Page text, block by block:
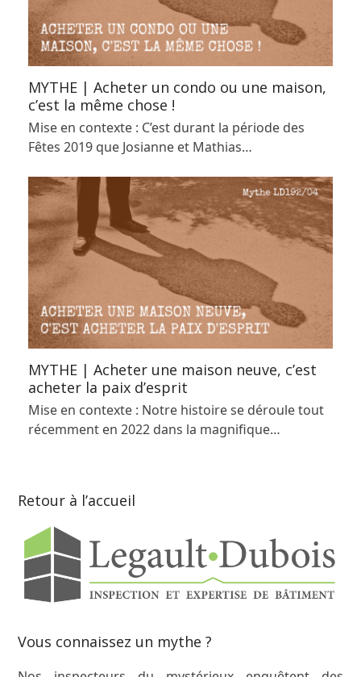
MYTHE | Acheter un condo ou une maison,
c’est la même chose !
Mise en contexte : C’est durant la période des
Fêtes 2019 que Josianne et Mathias…
MYTHE | Acheter une maison neuve, c’est
acheter la paix d’esprit
Mise en contexte : Notre histoire se déroule tout
récemment en 2022 dans la magnifique…
Retour à l’accueil
Vous connaissez un mythe ?